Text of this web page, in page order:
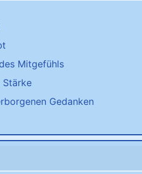
Mitgefühls
Gedanken